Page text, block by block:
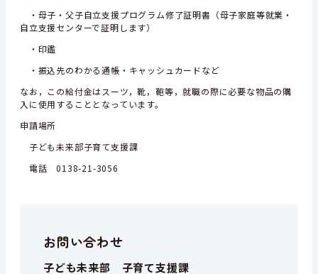
・母子・父子自立支援プログラム修了証明書（母子家庭等就業・
自立支援センターで証明します）
・印鑑
・振込先のわかる通帳・キャッシュカードなど
なお，この給付金はスーツ，靴，鞄等，就職の際に必要な物品の購
入に使用することとなっています。
申請場所
子ども未来部子育て支援課
電話 0138-21-3056
お問い合わせ
子ども未来部 子育て支援課